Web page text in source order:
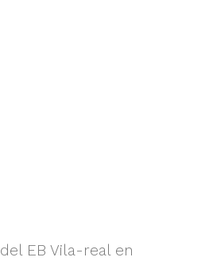
EB Vila-real en